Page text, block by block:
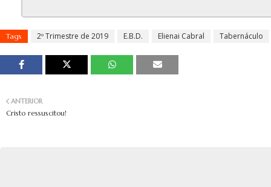
Tags 2º Trimestre de 2019 E.B.D. Elienai Cabral Tabernáculo
ANTERIOR
Cristo ressuscitou!